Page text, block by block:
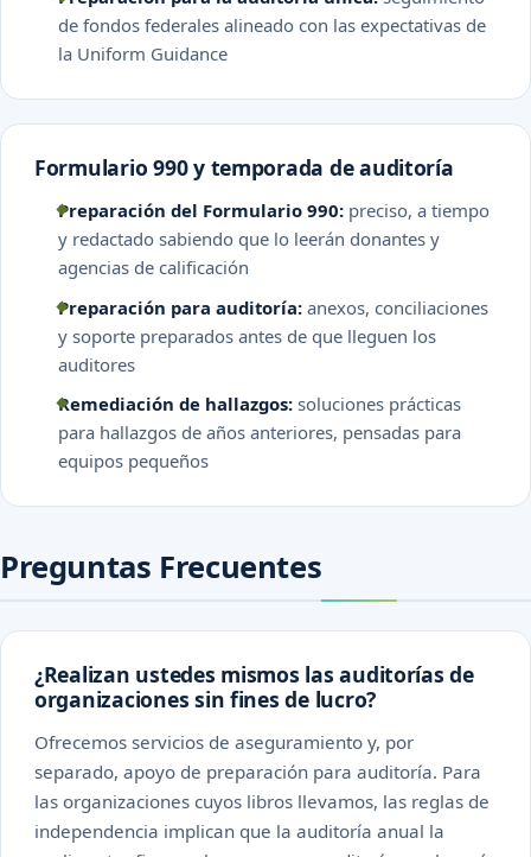
de fondos federales alineado con las expectativas de
la Uniform Guidance
Formulario 990 y temporada de auditoría
Preparación del Formulario 990: preciso, a tiempo
y redactado sabiendo que lo leerán donantes y
agencias de calificación
Preparación para auditoría: anexos, conciliaciones
y soporte preparados antes de que lleguen los
auditores
Remediación de hallazgos: soluciones prácticas
para hallazgos de años anteriores, pensadas para
equipos pequeños
Preguntas Frecuentes
¿Realizan ustedes mismos las auditorías de
organizaciones sin fines de lucro?
Ofrecemos servicios de aseguramiento y, por
separado, apoyo de preparación para auditoría. Para
las organizaciones cuyos libros llevamos, las reglas de
independencia implican que la auditoría anual la